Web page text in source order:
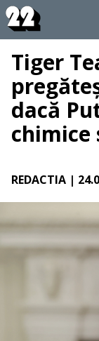
Tiger
dacă
chimice
REDACTIA |